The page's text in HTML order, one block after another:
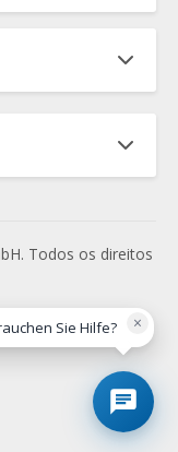
Todos os direitos
×
Sie Hilfe?